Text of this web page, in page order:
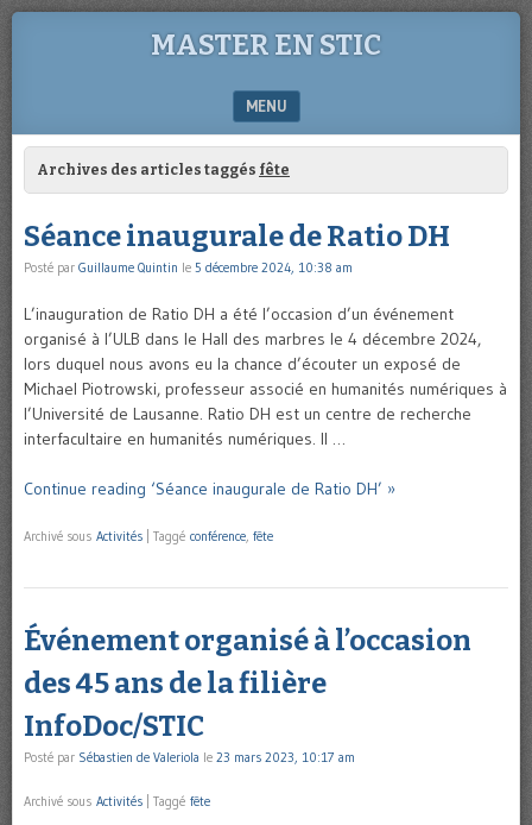
MASTER EN STIC
MENU
SKIP TO CONTENT
Archives des articles taggés fête
Séance inaugurale de Ratio DH
Posté par Guillaume Quintin le 5 décembre 2024, 10:38 am
L’inauguration de Ratio DH a été l’occasion d’un événement
organisé à l’ULB dans le Hall des marbres le 4 décembre 2024,
lors duquel nous avons eu la chance d’écouter un exposé de
Michael Piotrowski, professeur associé en humanités numériques à
l’Université de Lausanne. Ratio DH est un centre de recherche
interfacultaire en humanités numériques. Il …
Continue reading ‘Séance inaugurale de Ratio DH’ »
Archivé sous Activités Taggé conférence, fête
Événement organisé à l’occasion
des 45 ans de la filière
InfoDoc/STIC
Posté par Sébastien de Valeriola le 23 mars 2023, 10:17 am
Archivé sous Activités Taggé fête